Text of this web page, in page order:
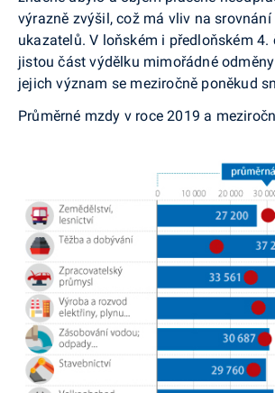
výrazně zvýšil, což má vliv na srovnání
ukazatelů. V loňském i předloňském
jistou část výdělku mimořádné
jejich význam se meziročně poněkud
Průměrné mzdy v roce 2019 a